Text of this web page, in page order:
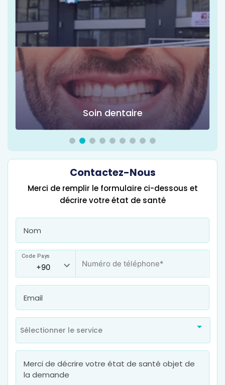
Soin dentaire
Contactez-Nous
Merci de remplir le formulaire ci-dessous et
décrire votre état de santé
Code Pays
Sélectionner le service